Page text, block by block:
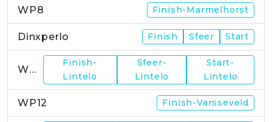
WP8 Finish-Marmelhorst
Dinxperlo Finish Sfeer Start
WP11
Finish-
Lintelo
Sfeer-
Lintelo
Start-
Lintelo
WP12 Finish-Varsseveld